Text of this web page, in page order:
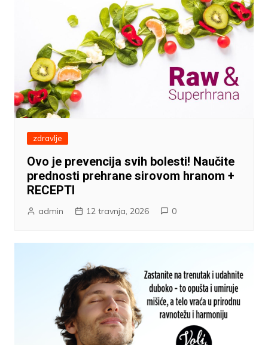
zdravlje
Ovo je prevencija svih bolesti! Naučite
prednosti prehrane sirovom hranom +
RECEPTI
admin 12 travnja, 2026 0